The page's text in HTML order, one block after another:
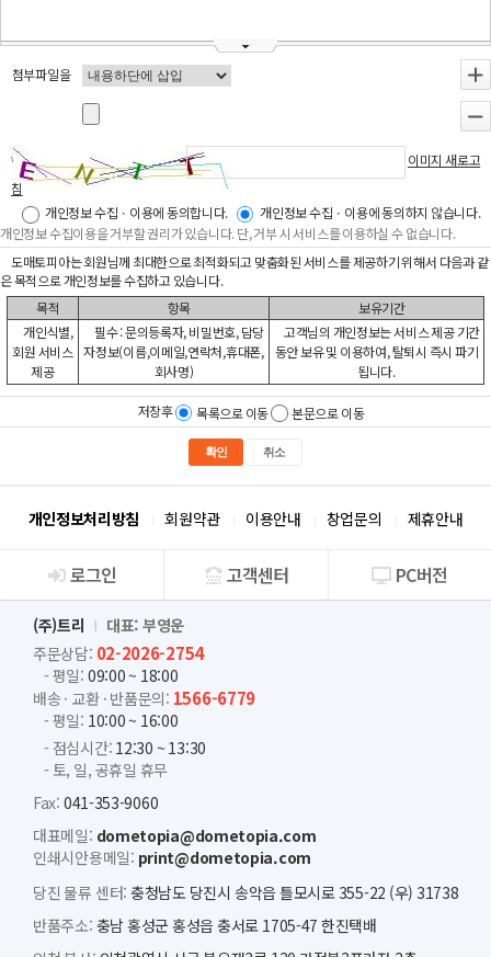
첨부파일을
이미지 새로고
침
개인정보 수집ㆍ이용에 동의합니다.
개인정보 수집ㆍ이용에 동의하지 않습니다.
개인정보 수집이용을 거부할 권리가 있습니다. 단, 거부 시 서비스를 이용하실 수 없습니다.
도매토피아는 회원님께 최대한으로 최적화되고 맞춤화된 서비스를 제공하기 위해서 다음과 같
은 목적으로 개인정보를 수집하고 있습니다.
목적
항목
보유기간
개인식별,
회원 서비스
제공
필수 : 문의등록자, 비밀번호, 담당
자정보(이름,이메일,연락처,휴대폰,
회사명)
고객님의 개인정보는 서비스 제공 기간
동안 보유 및 이용하여, 탈퇴시 즉시 파기
됩니다.
저장후 목록으로 이동 본문으로 이동
확인 취소
개인정보처리방침 회원약관 이용안내 창업문의 제휴안내
회사소개
로그인 고객센터 PC버전
(주)트리
대표: 부영운
주문상담: 02-2026-2754
- 평일: 09:00 ~ 18:00
배송 · 교환 · 반품문의: 1566-6779
- 평일: 10:00 ~ 16:00
- 점심시간: 12:30 ~ 13:30
- 토, 일, 공휴일 휴무
Fax: 041-353-9060
대표메일: dometopia@dometopia.com
인쇄시안용메일: print@dometopia.com
당진 물류 센터: 충청남도 당진시 송악읍 틀모시로 355-22 (우) 31738
반품주소: 충남 홍성군 홍성읍 충서로 1705-47 한진택배